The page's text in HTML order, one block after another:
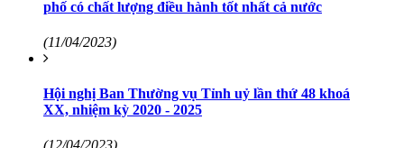
phố có chất lượng điều hành tốt nhất cả nước
(11/04/2023)
Hội nghị Ban Thường vụ Tỉnh uỷ lần thứ 48 khoá
XX, nhiệm kỳ 2020 - 2025